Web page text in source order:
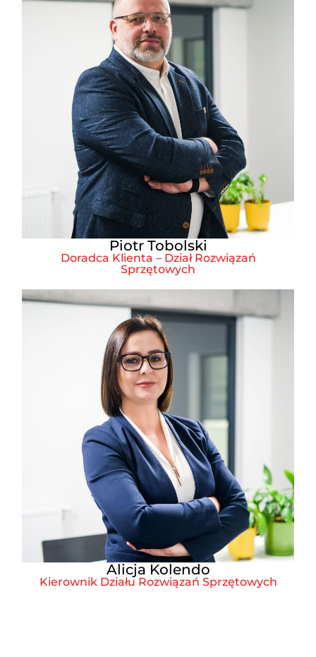
Piotr Tobolski
Doradca Klienta – Dział Rozwiązań
Sprzętowych
Alicja Kolendo
Kierownik Działu Rozwiązań Sprzętowych​